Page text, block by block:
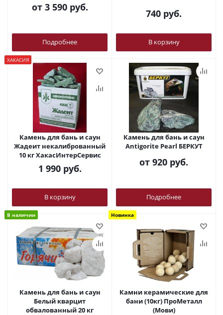
от 3 590 руб.
Подробнее
740 руб.
В корзину
ХАКАСИЯ
Камень для бань и саун
Жадеит некалиброванный
10 кг ХакасИнтерСервис
1 990руб.
В корзину
Камень для бань и саун
Antigorite Pearl БЕРКУТ
от 920 руб.
Подробнее
В наличии
Камень для бань и саун
Белый кварцит
обвалованный 20 кг
Новинка
Камни керамические для
бани (10кг) ПроМеталл
(Мови)